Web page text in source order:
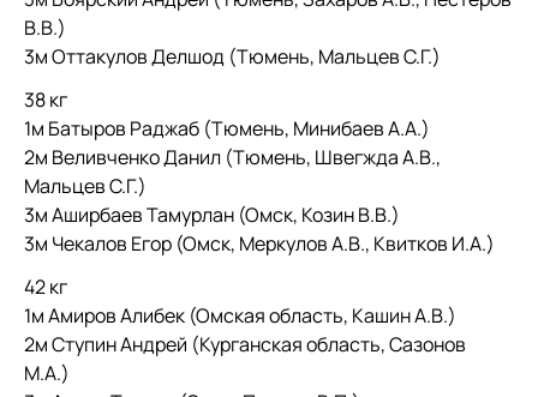
В.В.)
3м Оттакулов Делшод (Тюмень, Мальцев С.Г.)
38 кг
1м Батыров Раджаб (Тюмень, Минибаев А.А.)
2м Веливченко Данил (Тюмень, Швегжда А.В.,
Мальцев С.Г.)
3м Аширбаев Тамурлан (Омск, Козин В.В.)
3м Чекалов Егор (Омск, Меркулов А.В., Квитков И.А.)
42 кг
1м Амиров Алибек (Омская область, Кашин А.В.)
2м Ступин Андрей (Курганская область, Сазонов
М.А.)